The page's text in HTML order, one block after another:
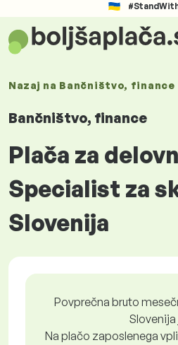
Nazaj na Bančništvo, finance
Bančništvo, finance
Plača za
Specialist za
Slovenija
Povprečna bruto
Slovenija
Na plačo zaposlenega